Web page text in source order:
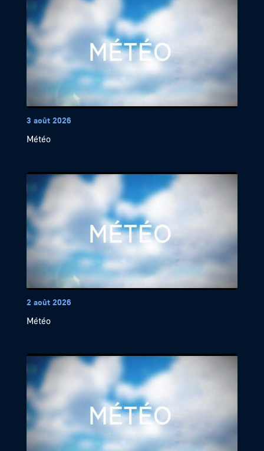
3 août 2026
Météo
2 août 2026
Météo